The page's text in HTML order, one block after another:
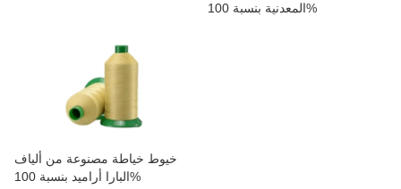
مقاطع الفيديو
المعدنية بنسبة 100%
خيوط خياطة مصنوعة من ألياف
البارا أراميد بنسبة 100%